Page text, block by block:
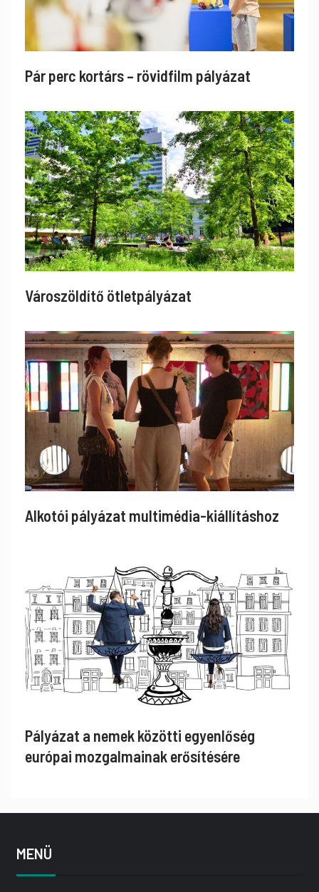
Pár perc kortárs – rövidfilm pályázat
Városzöldítő ötletpályázat
Alkotói pályázat multimédia-kiállításhoz
Pályázat a nemek közötti egyenlőség
európai mozgalmainak erősítésére
MENÜ